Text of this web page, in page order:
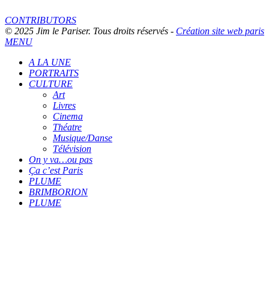
CONTRIBUTORS
© 2025 Jim le Pariser. Tous droits réservés - Création site web paris
MENU
A LA UNE
PORTRAITS
CULTURE
Art
Livres
Cinema
Théatre
Musique/Danse
Télévision
On y va…ou pas
Ça c’est Paris
PLUME
BRIMBORION
PLUME